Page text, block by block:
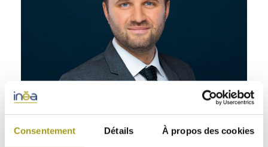
Consentement Détails À propos des cookies